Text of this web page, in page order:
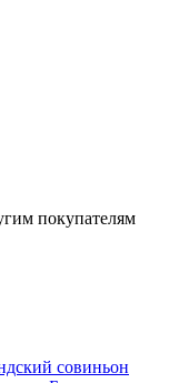
покупателям
совиньон